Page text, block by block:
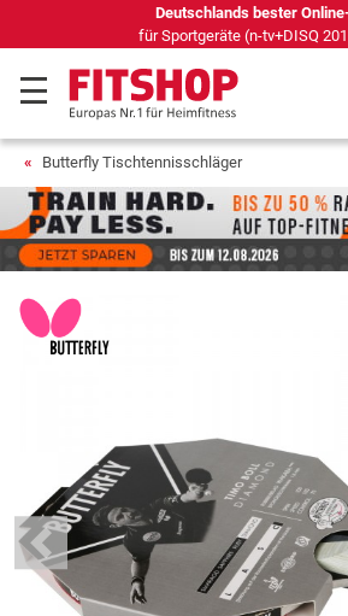
Deutschlands bester Online-
für Sportgeräte (n-tv+DISQ
Butterfly Tischtennisschläger
Previous